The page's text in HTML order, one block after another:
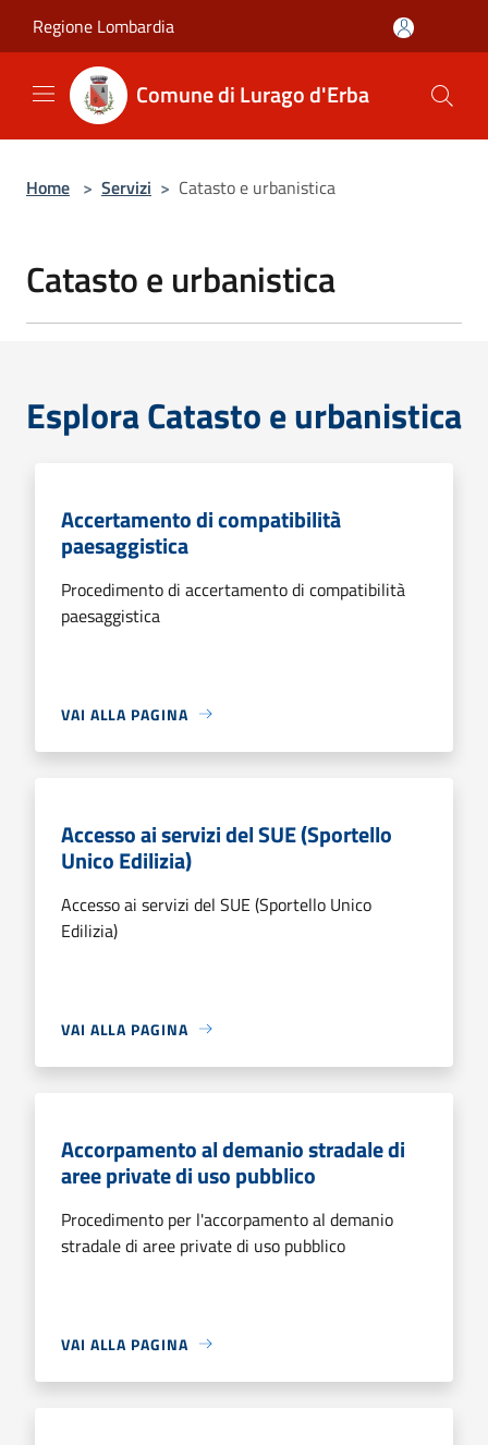
Regione Lombardia
Comune di Lurago d'Erba
Home > Servizi > Catasto e urbanistica
Catasto e urbanistica
Esplora Catasto e urbanistica
Accertamento di compatibilità
paesaggistica
Procedimento di accertamento di compatibilità
paesaggistica
VAI ALLA PAGINA
Accesso ai servizi del SUE (Sportello
Unico Edilizia)
Accesso ai servizi del SUE (Sportello Unico
Edilizia)
VAI ALLA PAGINA
Accorpamento al demanio stradale di
aree private di uso pubblico
Procedimento per l'accorpamento al demanio
stradale di aree private di uso pubblico
VAI ALLA PAGINA